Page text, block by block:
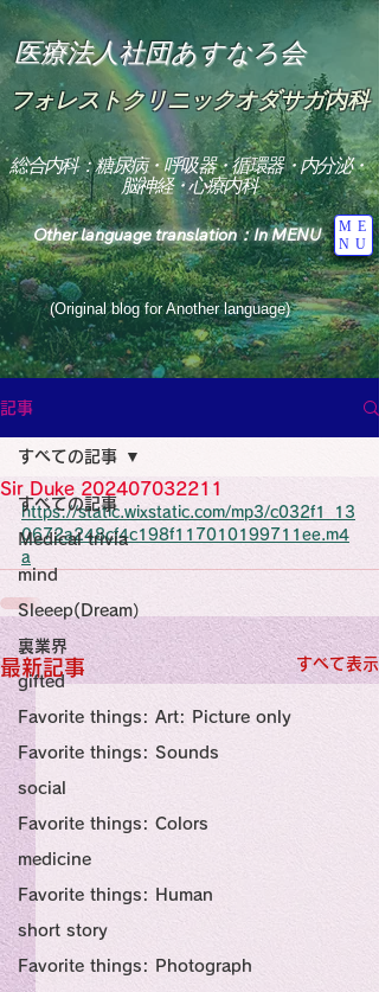
医療法人社団あすなろ会
フォレストクリニックオダサガ内科
Other language translation：In MENU
ME
NU
総合内科：糖尿病・呼吸器・循環器・内分泌・
脳神経・心療内科
(Original blog for Another language)
Heavens: Beyond the Universe: The World
the God of Light Resides"
尿病
経内科専門医
尿病
Wide Blog
性診療
Religion
記事
すべての記事
Medical trivia
mind
Sleeep(Dream）
裏業界
gifted
Favorite things: Art: Picture only
Favorite things: Sounds
social
Favorite things: Colors
medicine
Favorite things: Human
short story
Favorite things: Photograph
すべての記事
Sir Duke 202407032211
https://static.wixstatic.com/mp3/c032f1_13
0672a248cf4c198f117010199711ee.m4
a
最新記事 すべて表示